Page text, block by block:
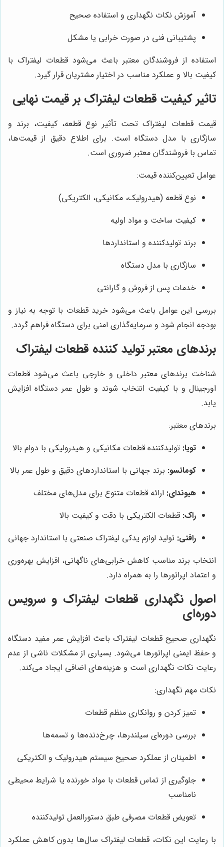
آموزش نکات نگهداری و استفاده صحیح
پشتیبانی فنی در صورت خرابی یا مشکل
استفاده از فروشندگان معتبر باعث می‌شود قطعات لیفتراک با
کیفیت بالا و عملکرد مناسب در اختیار مشتریان قرار گیرد.
تاثیر کیفیت قطعات لیفتراک بر قیمت نهایی
قیمت قطعات لیفتراک تحت تأثیر نوع قطعه، کیفیت، برند و
سازگاری با مدل دستگاه است. برای اطلاع دقیق از قیمت‌ها،
تماس با فروشندگان معتبر ضروری است.
عوامل تعیین‌کننده قیمت:
نوع قطعه (هیدرولیک، مکانیکی، الکتریکی)
کیفیت ساخت و مواد اولیه
برند تولیدکننده و استانداردها
سازگاری با مدل دستگاه
خدمات پس از فروش و گارانتی
بررسی این عوامل باعث می‌شود خرید قطعات با توجه به نیاز و
بودجه انجام شود و سرمایه‌گذاری امنی برای دستگاه فراهم گردد.
برندهای معتبر تولید کننده قطعات لیفتراک
شناخت برندهای معتبر داخلی و خارجی باعث می‌شود قطعات
اورجینال و با کیفیت انتخاب شوند و طول عمر دستگاه افزایش
یابد.
برندهای معتبر:
تویا: تولیدکننده قطعات مکانیکی و هیدرولیکی با دوام بالا
کوماتسو: برند جهانی با استانداردهای دقیق و طول عمر بالا
هیوندای: ارائه قطعات متنوع برای مدل‌های مختلف
راک: قطعات الکتریکی با دقت و کیفیت بالا
رافتی: تولید لوازم یدکی لیفتراک صنعتی با استاندارد جهانی
انتخاب برند مناسب کاهش خرابی‌های ناگهانی، افزایش بهره‌وری
و اعتماد اپراتورها را به همراه دارد.
اصول نگهداری قطعات لیفتراک و سرویس
دوره‌ای
نگهداری صحیح قطعات لیفتراک باعث افزایش عمر مفید دستگاه
و حفظ ایمنی اپراتورها می‌شود. بسیاری از مشکلات ناشی از عدم
رعایت نکات نگهداری است و هزینه‌های اضافی ایجاد می‌کند.
نکات مهم نگهداری:
تمیز کردن و روانکاری منظم قطعات
بررسی دوره‌ای سیلندرها، چرخ‌دنده‌ها و تسمه‌ها
اطمینان از عملکرد صحیح سیستم هیدرولیک و الکتریکی
جلوگیری از تماس قطعات با مواد خورنده یا شرایط محیطی
نامناسب
تعویض قطعات مصرفی طبق دستورالعمل تولیدکننده
با رعایت این نکات، قطعات لیفتراک سال‌ها بدون کاهش عملکرد